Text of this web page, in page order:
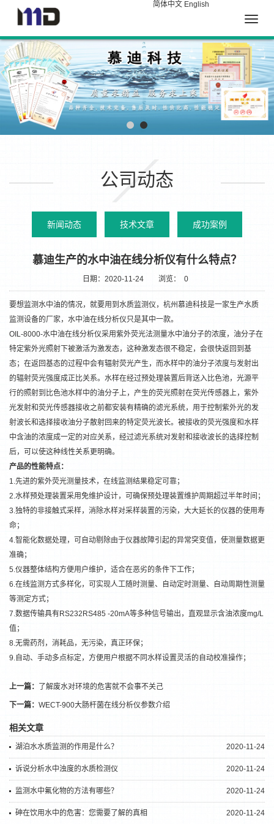
简体中文 English
Toggle
1 2
公司动态
新闻动态 技术文章 成功案例
慕迪生产的水中油在线分析仪有什么特点？
日期：2020-11-24 浏览： 0
要想监测水中油的情况，就要用到 水质监测仪 ，杭州慕迪科技是一家生产水质
监测设备的厂家，水中油在线分析仪只是其中一款。
OIL-8000-水中油在线分析仪采用紫外荧光法测量水中油分子的浓度，油分子在
特定紫外光照射下被激活为激发态，这种激发态很不稳定，会很快返回到基
态；在返回基态的过程中会有辐射荧光产生，而水样中的油分子浓度与发射出
的辐射荧光强度成正比关系。水样在经过预处理装置后背送入比色池，光源平
行的照射到比色池水样中的油分子上，产生的荧光照射在荧光传感器上，紫外
光发射和荧光传感器接收之前都安装有精确的滤光系统，用于控制紫外光的发
射波长和选择接收油分子散射回来的特定荧光波长。被接收的荧光强度和水样
中含油的浓度成一定的对应关系，经过滤光系统对发射和接收波长的选择控制
后，可以使这种线性关系更明确。
产品的性能特点：
1.先进的紫外荧光测量技术，在线监测结果稳定可靠；
2.水样预处理装置采用免维护设计，可确保预处理装置维护周期超过半年时间；
3.独特的非接触式采样，消除水样对采样装置的污染，大大延长的仪器的使用寿
命；
4.智能化数据处理，可自动剔除由于仪器故障引起的异常突变值，使测量数据更
准确；
5.仪器整体结构方便用户维护，适合在恶劣的条件下工作；
6.在线监测方式多样化，可实现人工随时测量、自动定时测量、自动周期性测量
等测定方式；
7.数据传输具有RS232RS485 -20mA等多种信号输出，直观显示含油浓度mg/L
值；
8.无需药剂，消耗品，无污染，真正环保；
9.自动、手动多点标定，方便用户根据不同水样设置灵活的自动校准操作；
上一篇： 了解废水对环境的危害就不会事不关己
下一篇： WECT-900大肠杆菌在线分析仪参数介绍
相关文章
2020-11-24
湖泊水水质监测的作用是什么？
2020-11-24
诉说分析水中浊度的水质检测仪
2020-11-24
监测水中氟化物的方法有哪些？
2020-11-24
砷在饮用水中的危害：您需要了解的真相